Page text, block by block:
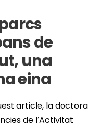
de
una
eina
article, la doctora
de l’Activitat